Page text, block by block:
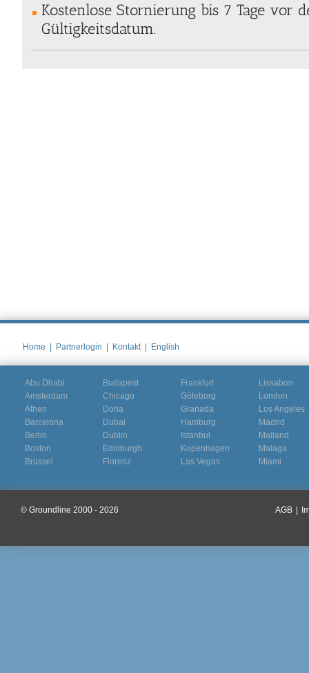
Kostenlose Stornierung bis 7 Tage vor
Gültigkeitsdatum.
Home Partnerlogin Kontakt English
Abu Dhabi
Amsterdam
Athen
Barcelona
Berlin
Boston
Brüssel
Budapest
Chicago
Doha
Dubai
Dublin
Edinburgh
Florenz
Frankfurt
Göteborg
Granada
Hamburg
Istanbul
Kopenhagen
Las Vegas
Lissabon
London
Los Angeles
Madrid
Mailand
Malaga
Miami
© Groundline 2000 - 2026 AGB